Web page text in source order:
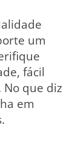
um
fácil
que diz
em